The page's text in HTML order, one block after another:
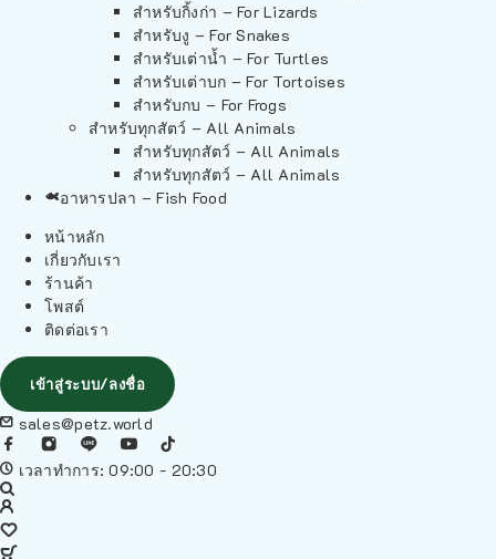
สำหรับกิ้งก่า – For Lizards
สำหรับงู – For Snakes
สำหรับเต่าน้ำ – For Turtles
สำหรับเต่าบก – For Tortoises
สำหรับกบ – For Frogs
สำหรับทุกสัตว์ – All Animals
สำหรับทุกสัตว์ – All Animals
สำหรับทุกสัตว์ – All Animals
อาหารปลา – Fish Food
หน้าหลัก
เกี่ยวกับเรา
ร้านค้า
โพสต์
ติดต่อเรา
เข้าสู่ระบบ/ลงชื่อ
sales@petz.world
เวลาทำการ: 09:00 - 20:30